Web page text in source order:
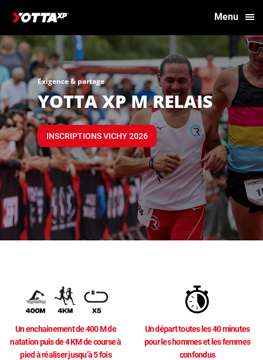
Menu
Exigence & partage
YOTTA XP M RELAIS
INSCRIPTIONS VICHY 2026
Un enchainement de 400 M de
natation puis de 4 KM de course à
pied à réaliser jusqu’à 5 fois
Un départ toutes les 40 minutes
pour les hommes et les femmes
confondus